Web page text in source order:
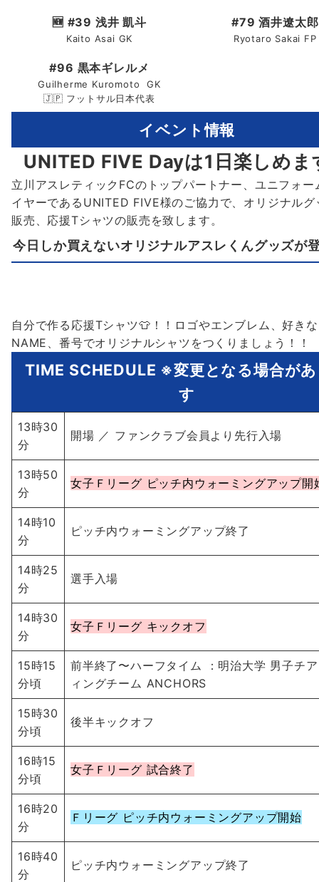
🆕 #39 浅井 凱斗
Kaito Asai GK
#79 酒井遼太郎
Ryotaro Sakai FP
#96 黒本ギレルメ
Guilherme Kuromoto GK
🇯🇵 フットサル日本代表
イベント情報
UNITED FIVE Dayは1日楽しめま
立川アスレティックFCのトップパートナー、ユニフォー
イヤーであるUNITED FIVE様のご協力で、オリジナルグ
販売、応援Tシャツの販売を致します。
今日しか買えないオリジナルアスレくんグッズが
自分で作る応援Tシャツ👕！！ロゴやエンブレム、好きな
NAME、番号でオリジナルシャツをつくりましょう！！
TIME SCHEDULE ※変更となる場合が
す
13時30
分
開場 ／ ファンクラブ会員より先行入場
13時50
分
女子Ｆリーグ ピッチ内ウォーミングアップ開
14時10
分
ピッチ内ウォーミングアップ終了
14時25
分
選手入場
14時30
分
女子Ｆリーグ キックオフ
15時15
分頃
前半終了〜ハーフタイム ：明治大学 男子チ
ィングチーム ANCHORS
15時30
分頃
後半キックオフ
16時15
分頃
女子Ｆリーグ 試合終了
16時20
分
Ｆリーグ ピッチ内ウォーミングアップ開始
16時40
分
ピッチ内ウォーミングアップ終了